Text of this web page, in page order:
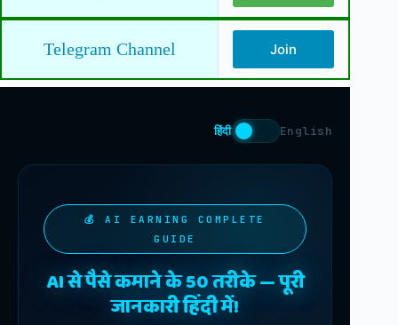
Telegram Channel Join
हिंदी English
💰 AI EARNING COMPLETE
GUIDE
AI से पैसे कमाने के 50 तरीके — पूरी
जानकारी हिंदी में!